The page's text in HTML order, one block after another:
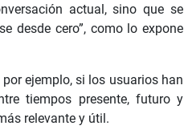
actual, sino que se
desde cero”, como lo expone
ejemplo, si los usuarios han
tiempos presente, futuro y
relevante y útil.